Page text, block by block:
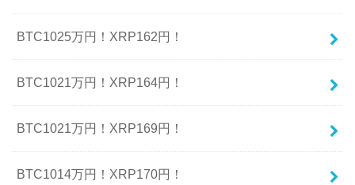
BTC1025万円！XRP162円！
BTC1021万円！XRP164円！
BTC1021万円！XRP169円！
BTC1014万円！XRP170円！